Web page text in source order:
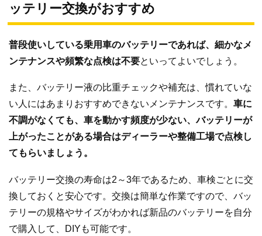
ッテリー交換がおすすめ
普段使いしている乗用車のバッテリーであれば、細かなメ
ンテナンスや頻繁な点検は不要といってよいでしょう。
また、バッテリー液の比重チェックや補充は、慣れていな
い人にはあまりおすすめできないメンテナンスです。 車に
不調がなくても、車を動かす頻度が少ない、バッテリーが
上がったことがある場合はディーラーや整備工場で点検し
てもらいましょう。
バッテリー交換の寿命は2～3年であるため、車検ごとに交
換しておくと安心です。交換は簡単な作業ですので、バッ
テリーの規格やサイズがわかれば新品のバッテリーを自分
で購入して、DIYも可能です。